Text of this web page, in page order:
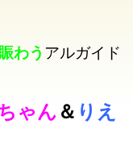
わう アルガイド
ゃん ＆ りえ